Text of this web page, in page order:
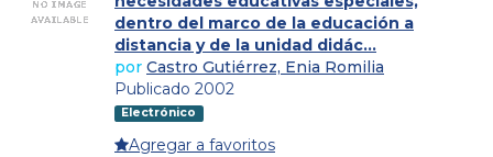
dentro del marco de la educación a
distancia y de la unidad didác...
por Castro Gutiérrez, Enia Romilia
Publicado 2002
Electrónico
Agregar a favoritos